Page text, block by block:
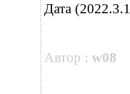
Дата
Автор : w08